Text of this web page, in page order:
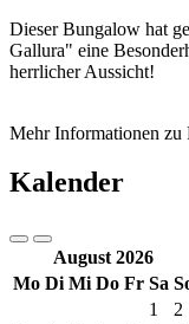
Dieser Bungalow hat
Gallura" eine
herrlicher Aussicht!
Mehr Informationen zu
Kalender
August 2026
Mo Di Mi Do Fr Sa
1
2